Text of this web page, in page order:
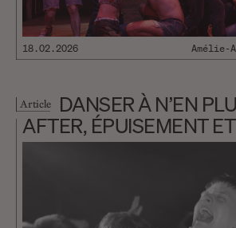
18.02.2026 Amélie-
Article
DANSER À N’EN
AFTER, ÉPUISEMENT